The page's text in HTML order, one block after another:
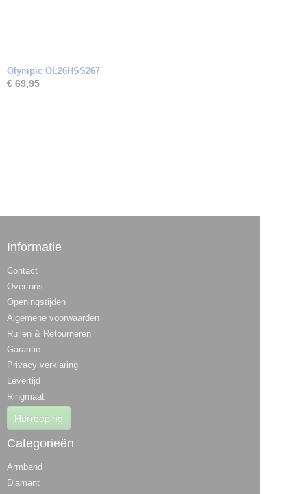
Olympic OL26HSS267
€ 69,95
Informatie
Contact
Over ons
Openingstijden
Algemene voorwaarden
Ruilen & Retourneren
Garantie
Privacy verklaring
Levertijd
Ringmaat
Herroeping
Categorieën
Armband
Diamant